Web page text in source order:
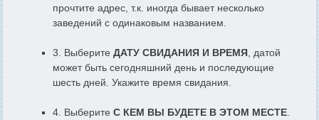
прочтите адрес, т.к. иногда бывает несколько
заведений с одинаковым названием.
3. Выберите ДАТУ СВИДАНИЯ И ВРЕМЯ, датой
может быть сегодняшний день и последующие
шесть дней. Укажите время свидания.
4. Выберите С КЕМ ВЫ БУДЕТЕ В ЭТОМ МЕСТЕ.